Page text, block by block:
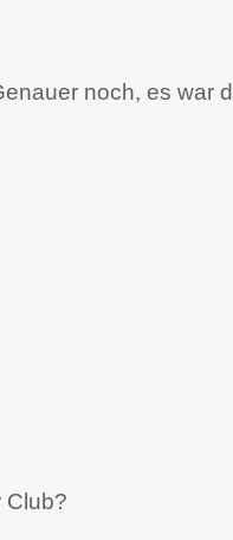
noch, es war
Club?